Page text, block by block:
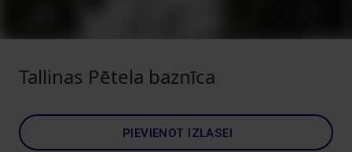
Tallinas Pētela baznīca
PIEVIENOT IZLASEI